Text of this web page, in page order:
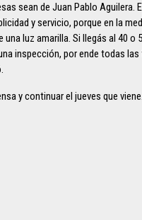
sean de Juan Pablo Aguilera.
y servicio, porque en la
luz amarilla. Si llegás al 40 o
inspección, por ende todas
y continuar el jueves que